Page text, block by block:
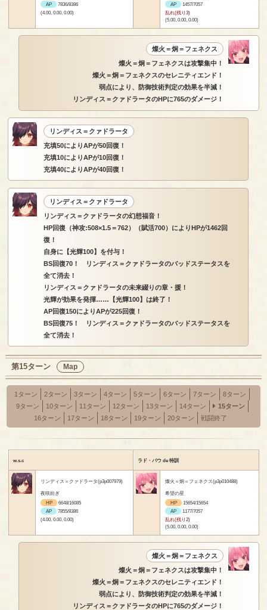
AP
7836/8386
(4.00, 0.00, 0.00)
AP
1457/7057
乱れ(残り3)
(5.00, 0.00, 0.00)
燦火＝炯＝フェネクス
燦火＝炯＝フェネクスは攻撃集中！
燦火＝炯＝フェネクスのセレニティエンド！
弱点により、防御技術判定の効果を半減！
リンディス＝クァドラータのHPに765のダメージ！
リンディス＝クァドラータ
充填50によりAPが50回復！
充填10によりAPが10回復！
充填40によりAPが40回復！
リンディス＝クァドラータ
リンディス＝クァドラータの幻想福音！
HP回復（神攻:508×1.5＝762）（賦活700）によりHPが1462回
復！
自身に【光輝100】を付与！
BS回復70！ リンディス＝クァドラータのバッドステータスを
全て消去！
リンディス＝クァドラータの未来綴りの章・援！
光輝が効果を発揮……【光輝100】は終了！
AP回復150によりAPが225回復！
BS回復75！ リンディス＝クァドラータのバッドステータスを
全て消去！
第15ターン Map
1ターン 2ターン 3ターン 4ターン 5ターン 6ターン 7ターン
8ターン
9ターン
10ターン 11ターン 12ターン 13ターン 14ターン
15ターン
16ターン
17ターン 18ターン 19ターン 20ターン 戦闘終了
w.s.c ラド・バウ de 特訓
リンディス＝クァドラータ(p3p007979)
夜咲紡ぎ
HP
6648/16085
AP
7855/8386
(4.00, 0.00, 0.00)
燦火＝炯＝フェネクス(p3p010488)
希望の星
HP
15654/15654
AP
1177/7057
乱れ(残り2)
(5.00, 0.00, 0.00)
燦火＝炯＝フェネクス
燦火＝炯＝フェネクスは攻撃集中！
燦火＝炯＝フェネクスのセレニティエンド！
弱点により、防御技術判定の効果を半減！
リンディス＝クァドラータのHPに765のダメージ！